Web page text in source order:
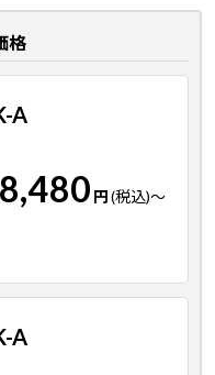
格
A
円(税込)～
A